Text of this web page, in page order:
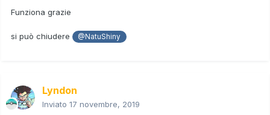
Funziona grazie
si può chiudere @NatuShiny
Lyndon
Inviato 17 novembre, 2019